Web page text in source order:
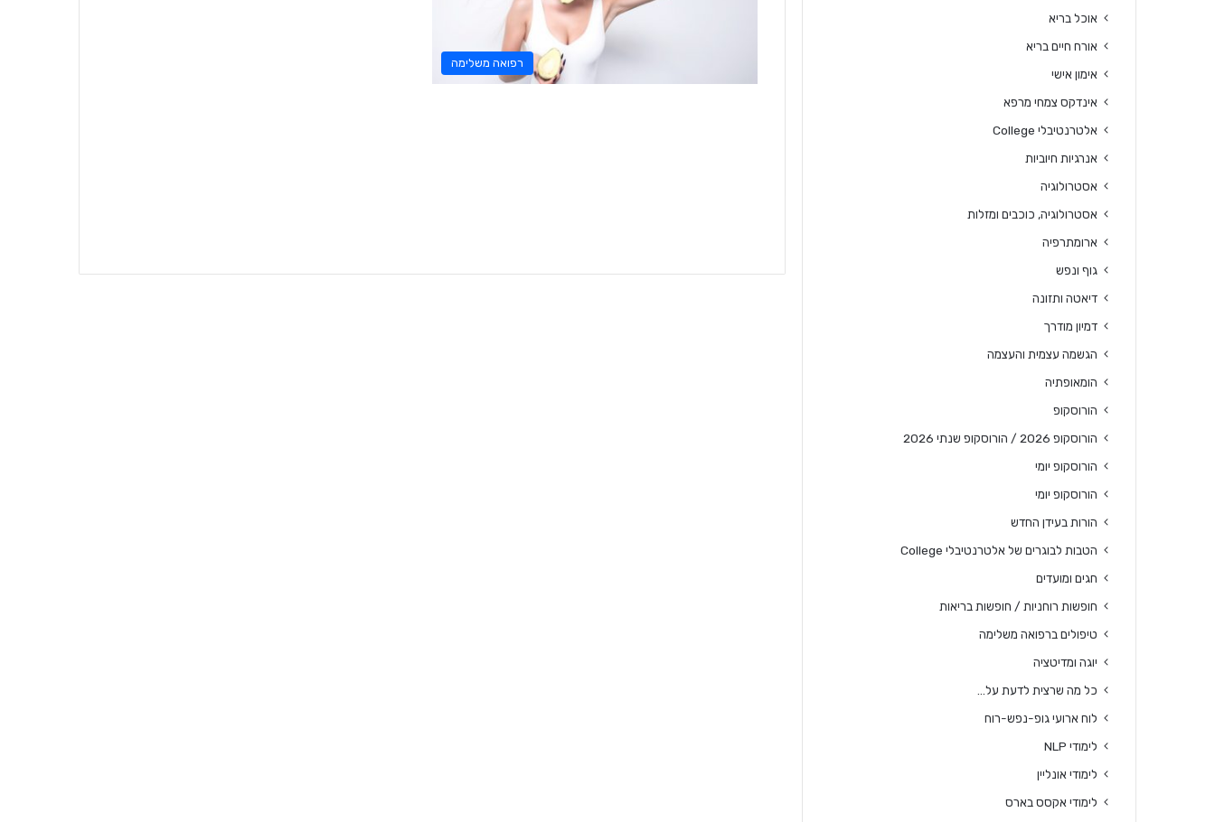
רפואה משלימה
אוכל בריא
אורח חיים בריא
אימון אישי
אינדקס צמחי מרפא
אלטרנטיבלי College
אנרגיות חיוביות
אסטרולוגיה
אסטרולוגיה, כוכבים ומזלות
ארומתרפיה
גוף ונפש
דיאטה ותזונה
דמיון מודרך
הגשמה עצמית והעצמה
הומאופתיה
הורוסקופ
הורוסקופ 2026 / הורוסקופ שנתי 2026
הורוסקופ יומי
הורוסקופ יומי
הורות בעידן החדש
הטבות לבוגרים של אלטרנטיבלי College
חגים ומועדים
חופשות רוחניות / חופשות בריאות
טיפולים ברפואה משלימה
יוגה ומדיטציה
כל מה שרצית לדעת על…
לוח ארועי גופ-נפש-רוח
לימודי NLP
לימודי אונליין
לימודי אקסס בארס